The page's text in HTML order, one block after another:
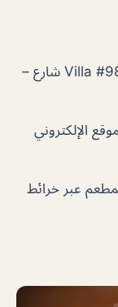
: Villa #98, 12D Street (Corner – 1 شارع –
الإلكتروني
عبر خرائط